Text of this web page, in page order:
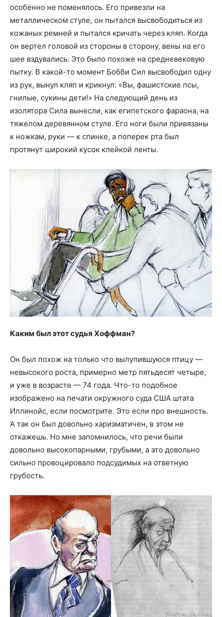
особенно не поменялось. Его привезли на
металлическом стуле, он пытался высвободиться из
кожаных ремней и пытался кричать через кляп. Когда
он вертел головой из стороны в сторону, вены на его
шее вздувались. Это было похоже на средневековую
пытку. В какой-то момент Бобби Сил высвободил одну
из рук, вынул кляп и крикнул: «Вы, фашистские псы,
гнилые, сукины дети!» На следующий день из
изолятора Сила вынесли, как египетского фараона, на
тяжелом деревянном стуле. Его ноги были привязаны
к ножкам, руки — к спинке, а поперек рта был
протянут широкий кусок клейкой ленты.
Каким был этот судья Хоффман?
Он был похож на только что вылупившуюся птицу —
невысокого роста, примерно метр пятьдесят четыре,
и уже в возрасте — 74 года. Что-то подобное
изображено на печати окружного суда США штата
Иллинойс, если посмотрите. Это если про внешность.
А так он был довольно харизматичен, в этом не
откажешь. Но мне запомнилось, что речи были
довольно высокопарными, грубыми, а это довольно
сильно провоцировало подсудимых на ответную
грубость.